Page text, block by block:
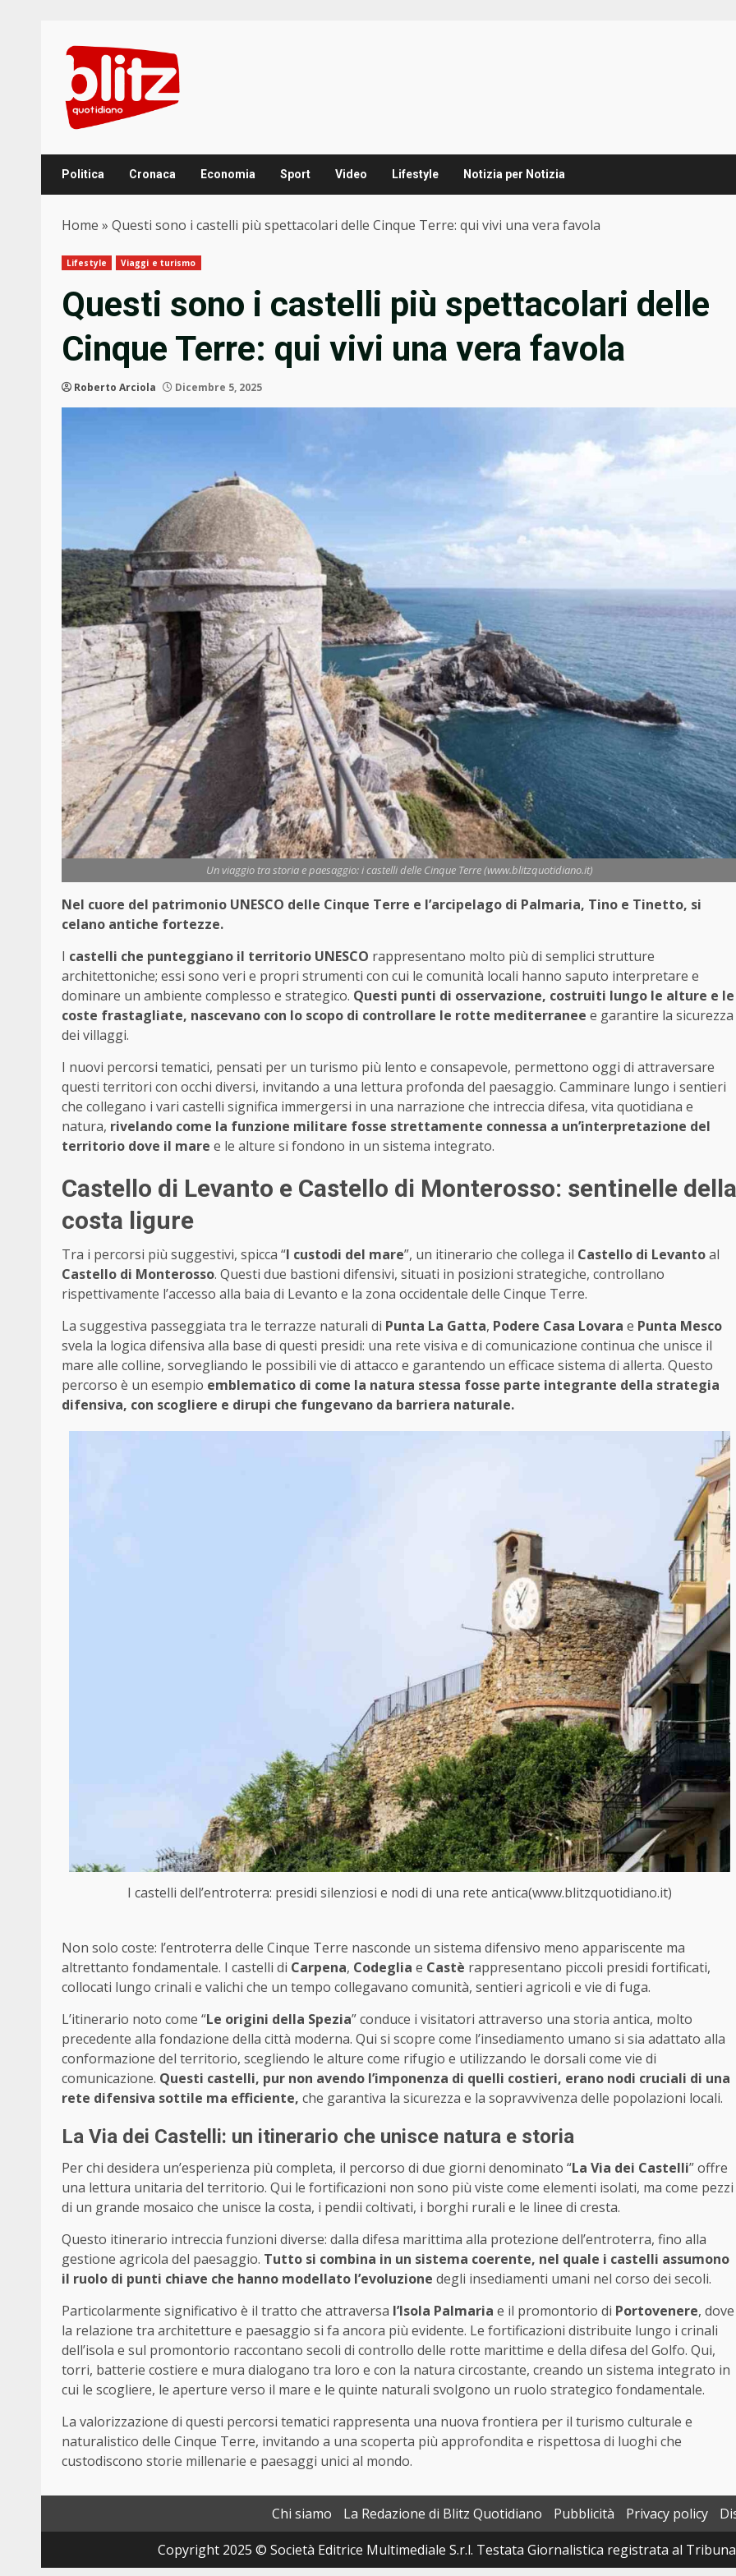
content
Politica Cronaca Economia Sport Video Lifestyle Notizia per Notizia
Home » Questi sono i castelli più spettacolari delle Cinque Terre: qui vivi una vera favola
Lifestyle Viaggi e turismo
Questi sono i castelli più spettacolari delle
Cinque Terre: qui vivi una vera favola
Roberto Arciola Dicembre 5, 2025
Un viaggio tra storia e paesaggio: i castelli delle Cinque Terre (www.blitzquotidiano.it)
Nel cuore del patrimonio UNESCO delle Cinque Terre e l’arcipelago di Palmaria, Tino e Tinetto, si
celano antiche fortezze.
I castelli che punteggiano il territorio UNESCO rappresentano molto più di semplici strutture
architettoniche; essi sono veri e propri strumenti con cui le comunità locali hanno saputo interpretare e
dominare un ambiente complesso e strategico. Questi punti di osservazione, costruiti lungo le alture e le
coste frastagliate, nascevano con lo scopo di controllare le rotte mediterranee e garantire la sicurezza
dei villaggi.
I nuovi percorsi tematici, pensati per un turismo più lento e consapevole, permettono oggi di attraversare
questi territori con occhi diversi, invitando a una lettura profonda del paesaggio. Camminare lungo i sentieri
che collegano i vari castelli significa immergersi in una narrazione che intreccia difesa, vita quotidiana e
natura, rivelando come la funzione militare fosse strettamente connessa a un’interpretazione del
territorio dove il mare e le alture si fondono in un sistema integrato.
Castello di Levanto e Castello di Monterosso: sentinelle della
costa ligure
Tra i percorsi più suggestivi, spicca “I custodi del mare”, un itinerario che collega il Castello di Levantoal
Castello di Monterosso. Questi due bastioni difensivi, situati in posizioni strategiche, controllano
rispettivamente l’accesso alla baia di Levanto e la zona occidentale delle Cinque Terre.
La suggestiva passeggiata tra le terrazze naturali di Punta La Gatta, Podere Casa Lovara e Punta Mesco
svela la logica difensiva alla base di questi presidi: una rete visiva e di comunicazione continua che unisce il
mare alle colline, sorvegliando le possibili vie di attacco e garantendo un efficace sistema di allerta. Questo
percorso è un esempio emblematico di come la natura stessa fosse parte integrante della strategia
difensiva, con scogliere e dirupi che fungevano da barriera naturale.
I castelli dell’entroterra: presidi silenziosi e nodi di una rete antica(www.blitzquotidiano.it)
Non solo coste: l’entroterra delle Cinque Terre nasconde un sistema difensivo meno appariscente ma
altrettanto fondamentale. I castelli di Carpena, Codeglia e Castè rappresentano piccoli presidi fortificati,
collocati lungo crinali e valichi che un tempo collegavano comunità, sentieri agricoli e vie di fuga.
L’itinerario noto come “Le origini della Spezia” conduce i visitatori attraverso una storia antica, molto
precedente alla fondazione della città moderna. Qui si scopre come l’insediamento umano si sia adattato alla
conformazione del territorio, scegliendo le alture come rifugio e utilizzando le dorsali come vie di
comunicazione. Questi castelli, pur non avendo l’imponenza di quelli costieri, erano nodi cruciali di una
rete difensiva sottile ma efficiente, che garantiva la sicurezza e la sopravvivenza delle popolazioni locali.
La Via dei Castelli: un itinerario che unisce natura e storia
Per chi desidera un’esperienza più completa, il percorso di due giorni denominato “La Via dei Castelli” offre
una lettura unitaria del territorio. Qui le fortificazioni non sono più viste come elementi isolati, ma come pezzi
di un grande mosaico che unisce la costa, i pendii coltivati, i borghi rurali e le linee di cresta.
Questo itinerario intreccia funzioni diverse: dalla difesa marittima alla protezione dell’entroterra, fino alla
gestione agricola del paesaggio. Tutto si combina in un sistema coerente, nel quale i castelli assumono
il ruolo di punti chiave che hanno modellato l’evoluzione degli insediamenti umani nel corso dei secoli.
Particolarmente significativo è il tratto che attraversa l’Isola Palmaria e il promontorio di Portovenere, dove
la relazione tra architetture e paesaggio si fa ancora più evidente. Le fortificazioni distribuite lungo i crinali
dell’isola e sul promontorio raccontano secoli di controllo delle rotte marittime e della difesa del Golfo. Qui,
torri, batterie costiere e mura dialogano tra loro e con la natura circostante, creando un sistema integrato in
cui le scogliere, le aperture verso il mare e le quinte naturali svolgono un ruolo strategico fondamentale.
La valorizzazione di questi percorsi tematici rappresenta una nuova frontiera per il turismo culturale e
naturalistico delle Cinque Terre, invitando a una scoperta più approfondita e rispettosa di luoghi che
custodiscono storie millenarie e paesaggi unici al mondo.
Chi siamo La Redazione di Blitz Quotidiano Pubblicità Privacy policy
Copyright 2025 © Società Editrice Multimediale S.r.l. Testata Giornalistica registrata al